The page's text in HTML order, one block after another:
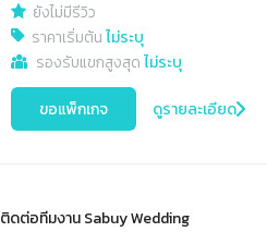
ยังไม่มีรีวิว
ราคาเริ่มต้นไม่ระบุ
รองรับแขกสูงสุดไม่ระบุ
ขอแพ็กเกจ ดูรายละเอียด
ติดต่อทีมงาน Sabuy Wedding